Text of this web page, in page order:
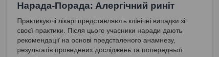
Нарада-Порада: Алергічний риніт
Практикуючі лікарі представляють клінічні випадки зі
своєї практики. Після цього учасники наради дають
рекомендації на основі предсталеного анамнезу,
результатів проведених досліджень та попередньої